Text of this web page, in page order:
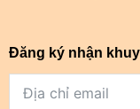
Đăng ký nhận